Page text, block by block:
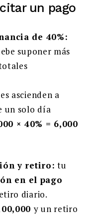
un pago
de 40%:
suponer más
ascienden a
un solo día
× 40% = 6,000
y retiro: tu
en el pago
diario.
y un retiro